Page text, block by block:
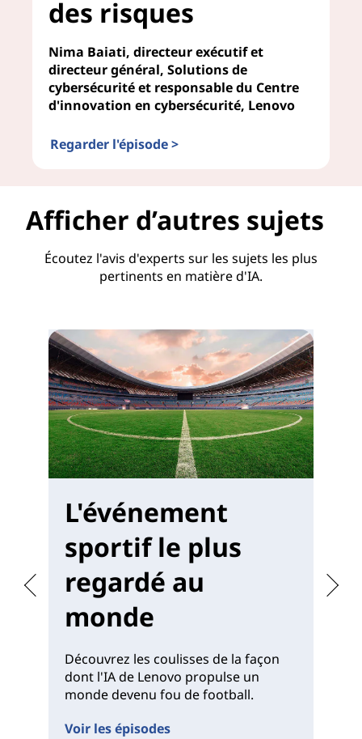
des risques
Nima Baiati, directeur exécutif et
directeur général, Solutions de
cybersécurité et responsable du Centre
d'innovation en cybersécurité, Lenovo
Regarder l'épisode >
Afficher d’autres sujets
Écoutez l'avis d'experts sur les sujets les plus
pertinents en matière d'IA.
L'événement
sportif le plus
regardé au
monde
Découvrez les coulisses de la façon
dont l'IA de Lenovo propulse un
monde devenu fou de football.
Voir les épisodes